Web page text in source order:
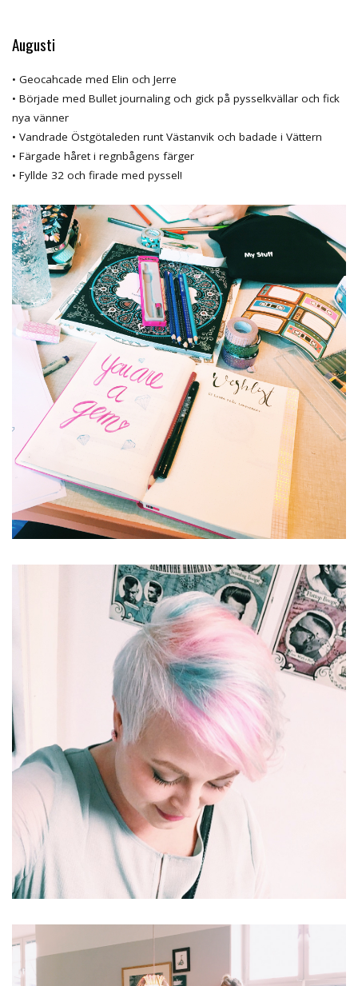
Augusti
• Geocahcade med Elin och Jerre
• Började med Bullet journaling och gick på pysselkvällar och fick
nya vänner
• Vandrade Östgötaleden runt Västanvik och badade i Vättern
• Färgade håret i regnbågens färger
• Fyllde 32 och firade med pyssel!